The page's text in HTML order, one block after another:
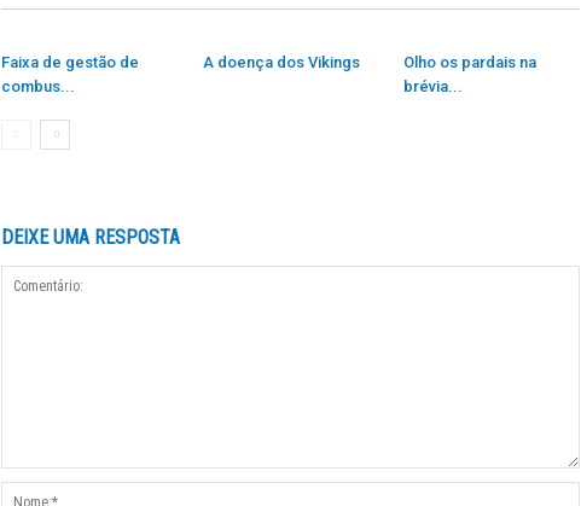
Faixa de gestão de
combus...
A doença dos Vikings
Olho os pardais na
brévia...
DEIXE UMA RESPOSTA